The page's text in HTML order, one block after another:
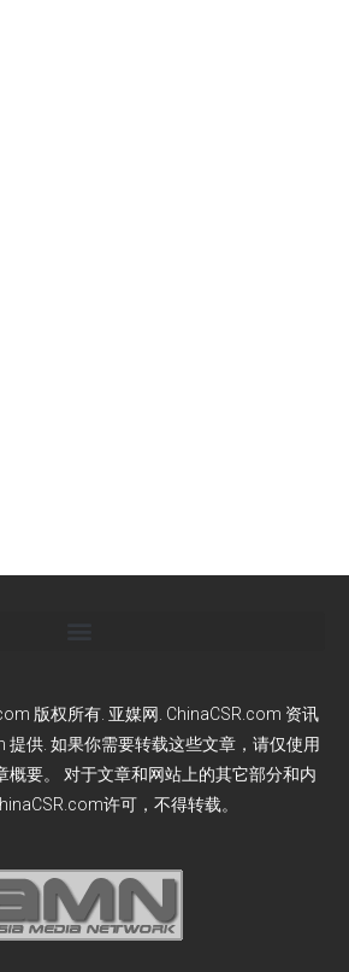
版权所有. 亚媒网. ChinaCSR.com 资讯
提供. 如果你需要转载这些文章，请仅使用
概要。 对于文章和网站上的其它部分和内
许可，不得转载。